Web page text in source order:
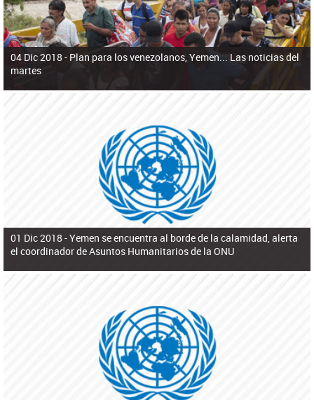
04 Dic 2018 - Plan para los venezolanos, Yemen... Las noticias del
martes
01 Dic 2018 -Yemen se encuentra al borde de la calamidad, alerta
el coordinador de Asuntos Humanitarios de la ONU